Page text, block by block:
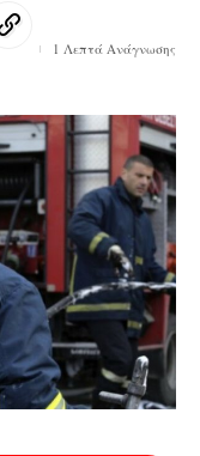
1 Λεπτά Ανάγνωσης